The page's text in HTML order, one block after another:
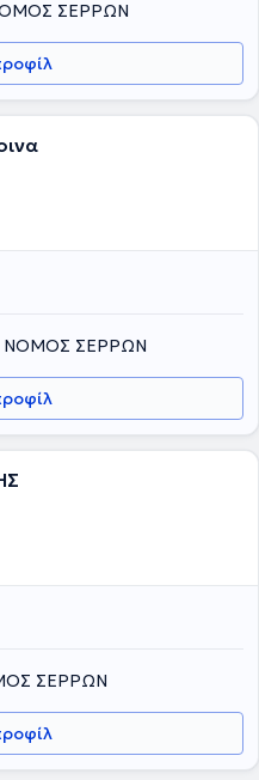
ΝΟΜΟΣ ΣΕΡΡΩΝ
ΝΟΜΟΣ ΣΕΡΡΩΝ
ΣΕΡΡΩΝ